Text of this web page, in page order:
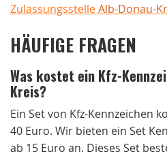
ZulassungsstelleAlb-Donau-
HÄUFIGE FRAGEN
Was kostet ein Kfz-
Kreis?
Ein Set von Kfz-Kennzeichen
40 Euro. Wir bieten ein Set
ab 15 Euro an. Dieses Set